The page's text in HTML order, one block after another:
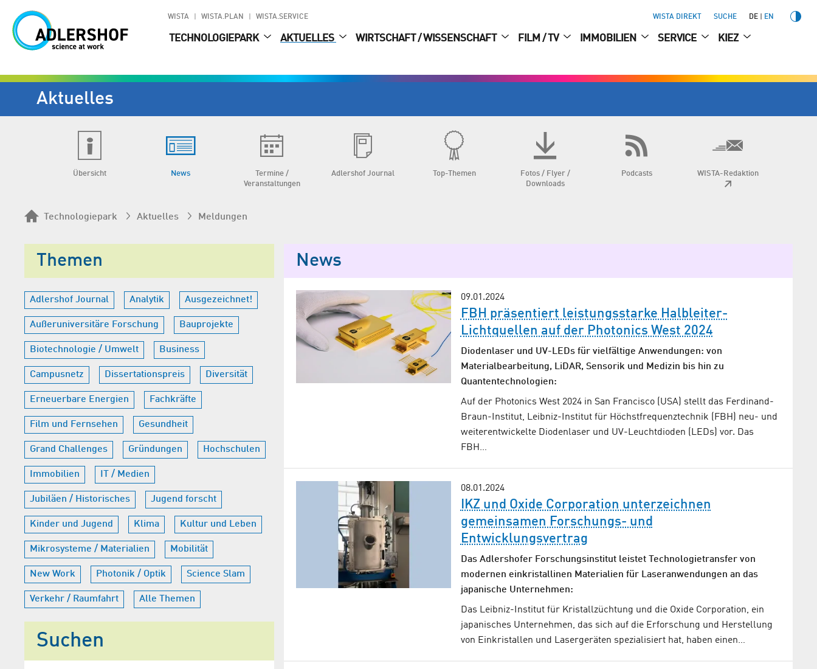
WISTA WISTA.PLAN WISTA.SERVICE WISTA DIREKT SUCHE DE EN
TECHNOLOGIEPARK AKTUELLES WIRTSCHAFT / WISSENSCHAFT FILM / TV IMMOBILIEN SERVICE KIEZ
Aktuelles
Übersicht News
Termine /
Veranstaltungen
Adlershof Journal Top-Themen
Fotos / Flyer /
Downloads
Podcasts WISTA-Redaktion
Technologiepark Aktuelles Meldungen
Themen
Adlershof Journal Analytik Ausgezeichnet!
Außeruniversitäre Forschung Bauprojekte
Biotechnologie / Umwelt Business
Campusnetz Dissertationspreis Diversität
Erneuerbare Energien Fachkräfte
Film und Fernsehen Gesundheit
Grand Challenges Gründungen Hochschulen
Immobilien IT / Medien
Jubiläen / Historisches Jugend forscht
Kinder und Jugend Klima Kultur und Leben
Mikrosysteme / Materialien Mobilität
New Work Photonik / Optik Science Slam
Verkehr / Raumfahrt Alle Themen
Suchen
News
09.01.2024
FBH präsentiert leistungsstarke Halbleiter-
Lichtquellen auf der Photonics West 2024
Diodenlaser und UV-LEDs für vielfältige Anwendungen: von
Materialbearbeitung, LiDAR, Sensorik und Medizin bis hin zu
Quantentechnologien:
Auf der Photonics West 2024 in San Francisco (USA) stellt das Ferdinand-
Braun-Institut, Leibniz-Institut für Höchstfrequenztechnik (FBH) neu- und
weiterentwickelte Diodenlaser und UV-Leuchtdioden (LEDs) vor. Das
FBH…
08.01.2024
IKZ und Oxide Corporation unterzeichnen
gemeinsamen Forschungs- und
Entwicklungsvertrag
Das Adlershofer Forschungsinstitut leistet Technologietransfer von
modernen einkristallinen Materialien für Laseranwendungen an das
japanische Unternehmen:
Das Leibniz-Institut für Kristallzüchtung und die Oxide Corporation, ein
japanisches Unternehmen, das sich auf die Erforschung und Herstellung
von Einkristallen und Lasergeräten spezialisiert hat, haben einen…